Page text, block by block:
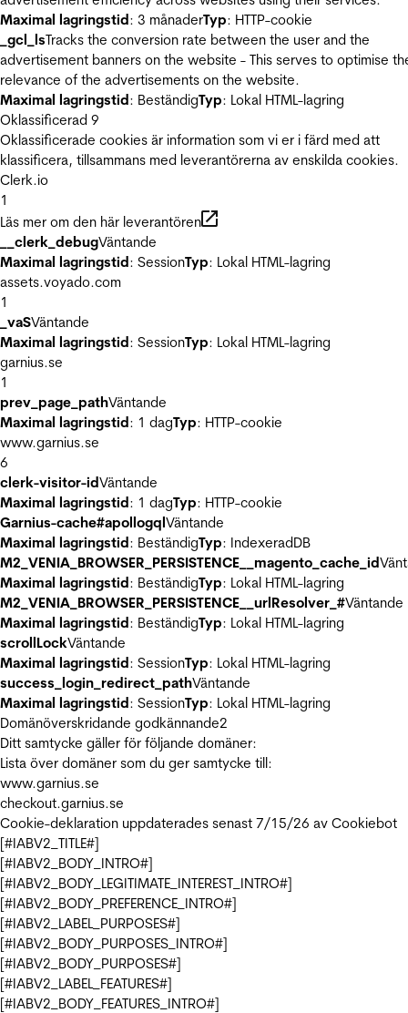
Maximal lagringstid: 3 månaderTyp: HTTP-cookie
_gcl_lsTracks the conversion rate between the user and the
advertisement banners on the website - This serves to optimise
relevance of the advertisements on the website.
Maximal lagringstid: BeständigTyp: Lokal HTML-lagring
Oklassificerad 9
Oklassificerade cookies är information som vi er i färd med att
klassificera, tillsammans med leverantörerna av enskilda cookies.
Clerk.io
1
Läs mer om den här leverantören
__clerk_debugVäntande
Maximal lagringstid: SessionTyp: Lokal HTML-lagring
assets.voyado.com
1
_vaSVäntande
Maximal lagringstid: SessionTyp: Lokal HTML-lagring
garnius.se
1
prev_page_pathVäntande
Maximal lagringstid: 1 dagTyp: HTTP-cookie
www.garnius.se
6
clerk-visitor-idVäntande
Maximal lagringstid: 1 dagTyp: HTTP-cookie
Garnius-cache#apollogqlVäntande
Maximal lagringstid: BeständigTyp: IndexeradDB
M2_VENIA_BROWSER_PERSISTENCE__magento_cache_id
Maximal lagringstid: BeständigTyp: Lokal HTML-lagring
M2_VENIA_BROWSER_PERSISTENCE__urlResolver_#Väntande
Maximal lagringstid: BeständigTyp: Lokal HTML-lagring
scrollLockVäntande
Maximal lagringstid: SessionTyp: Lokal HTML-lagring
success_login_redirect_pathVäntande
Maximal lagringstid: SessionTyp: Lokal HTML-lagring
Domänöverskridande godkännande2
Ditt samtycke gäller för följande domäner:
Lista över domäner som du ger samtycke till:
www.garnius.se
checkout.garnius.se
Cookie-deklaration uppdaterades senast 7/15/26 av Cookiebot
[#IABV2_TITLE#]
[#IABV2_BODY_INTRO#]
[#IABV2_BODY_LEGITIMATE_INTEREST_INTRO#]
[#IABV2_BODY_PREFERENCE_INTRO#]
[#IABV2_LABEL_PURPOSES#]
[#IABV2_BODY_PURPOSES_INTRO#]
[#IABV2_BODY_PURPOSES#]
[#IABV2_LABEL_FEATURES#]
[#IABV2_BODY_FEATURES_INTRO#]